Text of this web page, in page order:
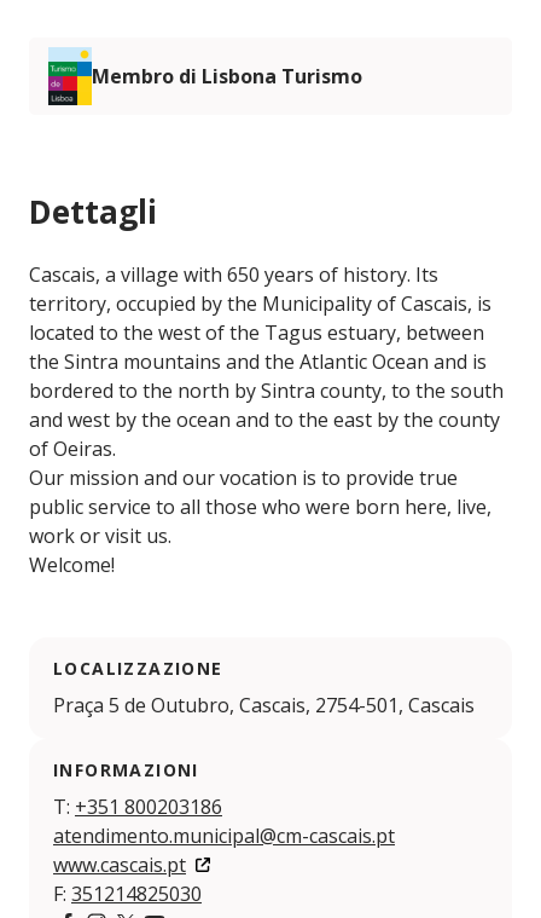
Membro di Lisbona Turismo
Dettagli
Cascais, a village with 650 years of history. Its
territory, occupied by the Municipality of Cascais, is
located to the west of the Tagus estuary, between
the Sintra mountains and the Atlantic Ocean and is
bordered to the north by Sintra county, to the south
and west by the ocean and to the east by the county
of Oeiras.
Our mission and our vocation is to provide true
public service to all those who were born here, live,
work or visit us.
Welcome!
LOCALIZZAZIONE
Praça 5 de Outubro, Cascais, 2754-501, Cascais
INFORMAZIONI
T: +351 800203186
atendimento.municipal@cm-cascais.pt
www.cascais.pt
F: 351214825030